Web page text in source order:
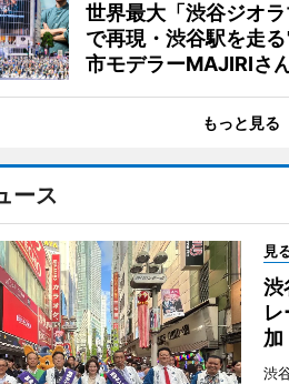
世界最大「渋谷ジオ
で再現・渋谷駅を走
市モデラーMAJIRIさ
もっと見る
ース
見
渋
加
渋